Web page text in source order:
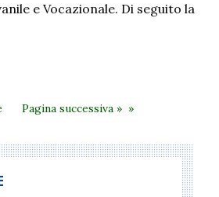
e Vocazionale. Di seguito la
Pagina successiva »